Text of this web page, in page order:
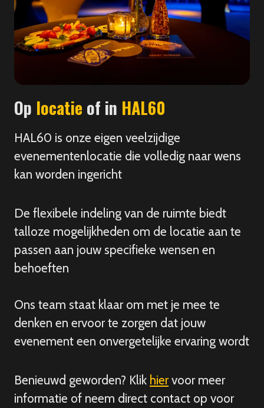
Op locatie of in HAL60
HAL60 is onze eigen veelzijdige
evenementenlocatie die volledig naar wens
kan worden ingericht
De flexibele indeling van de ruimte biedt
talloze mogelijkheden om de locatie aan te
passen aan jouw specifieke wensen en
behoeften
Ons team staat klaar om met je mee te
denken en ervoor te zorgen dat jouw
evenement een onvergetelijke ervaring wordt
Benieuwd geworden? Klik hiervoor meer
informatie of neem direct contact op voor